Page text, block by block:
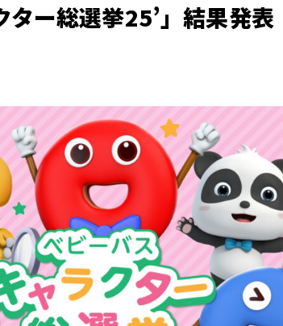
ター総選挙25’」結果発表